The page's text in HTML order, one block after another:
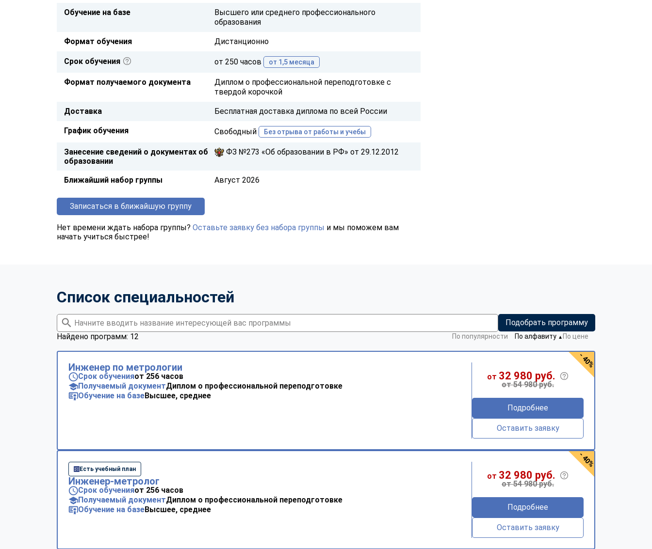
Обучение на базе
Высшего или среднего профессионального
образования
Формат обучения Дистанционно
Срок обучения от 250 часов от 1,5 месяца
Формат получаемого документа
Диплом о профессиональной переподготовке с
твердой корочкой
Доставка Бесплатная доставка диплома по всей России
График обучения Свободный Без отрыва от работы и учебы
Занесение сведений о документах об
образовании
ФЗ №273 «Об образовании в РФ» от 29.12.2012
Ближайший набор группы Август 2026
Записаться в ближайшую группу
Нет времени ждать набора группы? Оставьте заявку без набора группы и мы поможем вам
начать учиться быстрее!
Список специальностей
Подобрать программу
Найдено программ: 12
По популярности По алфавиту ▼ По цене
Инженер по метрологии
Срок обученияот 256 часов
Получаемый документДиплом о профессиональной переподготовке
Обучение на базеВысшее, среднее
от 32 980 руб.
от 54 980 руб.
Подробнее
Оставить заявку
- 40%
Есть учебный план
Инженер-метролог
Срок обученияот 256 часов
Получаемый документДиплом о профессиональной переподготовке
Обучение на базеВысшее, среднее
от 32 980 руб.
от 54 980 руб.
Подробнее
Оставить заявку
- 40%